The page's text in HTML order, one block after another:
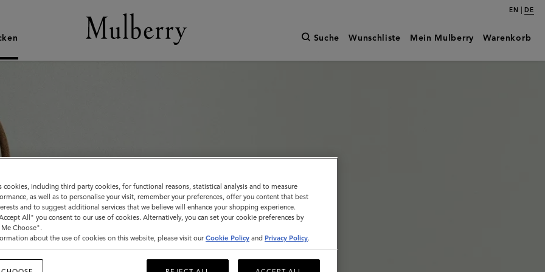
EN | DE
Suche Wunschliste Mein Mulberry Warenkorb
cookies, including third party cookies, for functional reasons, statistical analysis and to measure
as well as to personalise your visit, remember your preferences, offer you content that best
and to suggest additional services that we believe will enhance your shopping experience.
All" you consent to our use of cookies. Alternatively, you can set your cookie preferences by
Choose".
about the use of cookies on this website, please visit our Cookie Policy and Privacy Policy.